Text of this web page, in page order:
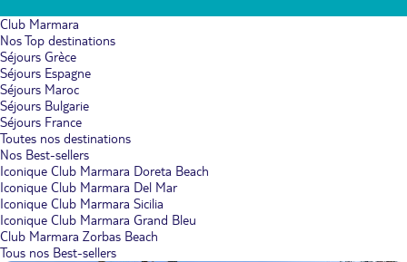
Club Marmara
Nos Top destinations
Séjours Grèce
Séjours Espagne
Séjours Maroc
Séjours Bulgarie
Séjours France
Toutes nos destinations
Nos Best-sellers
Iconique Club Marmara Doreta Beach
Iconique Club Marmara Del Mar
Iconique Club Marmara Sicilia
Iconique Club Marmara Grand Bleu
Club Marmara Zorbas Beach
Tous nos Best-sellers